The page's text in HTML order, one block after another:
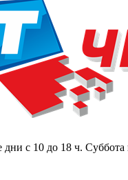
с 10 до 18 ч. Суббота